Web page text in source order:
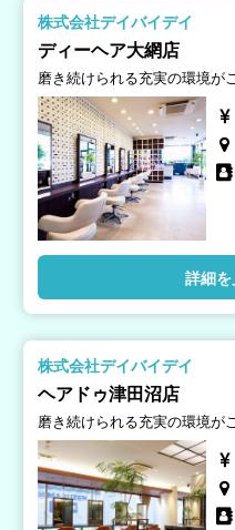
株式会社デイバイデイ
ディーヘア大網店
磨き続けられる充実の環境が
詳細
株式会社デイバイデイ
ヘアドゥ津田沼店
磨き続けられる充実の環境が